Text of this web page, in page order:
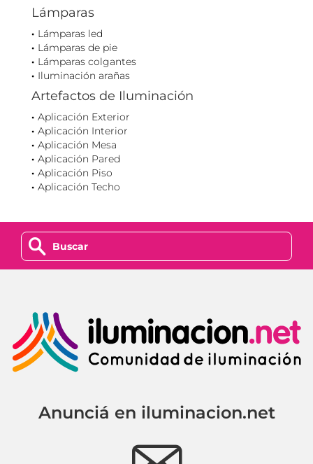
Lámparas
Lámparas led
Lámparas de pie
Lámparas colgantes
Iluminación arañas
Artefactos de Iluminación
Aplicación Exterior
Aplicación Interior
Aplicación Mesa
Aplicación Pared
Aplicación Piso
Aplicación Techo
z
Anunciá en iluminacion.net